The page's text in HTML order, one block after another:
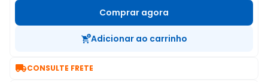
Comprar agora
Adicionar ao carrinho
CONSULTE FRETE